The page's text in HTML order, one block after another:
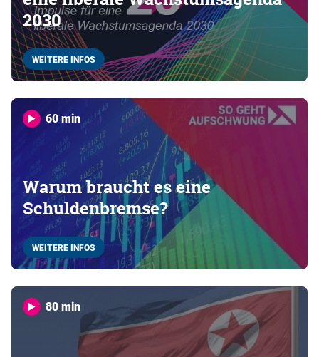
2030
WEITERE INFOS
60 min
Warum braucht es eine
Schuldenbremse?
WEITERE INFOS
80 min